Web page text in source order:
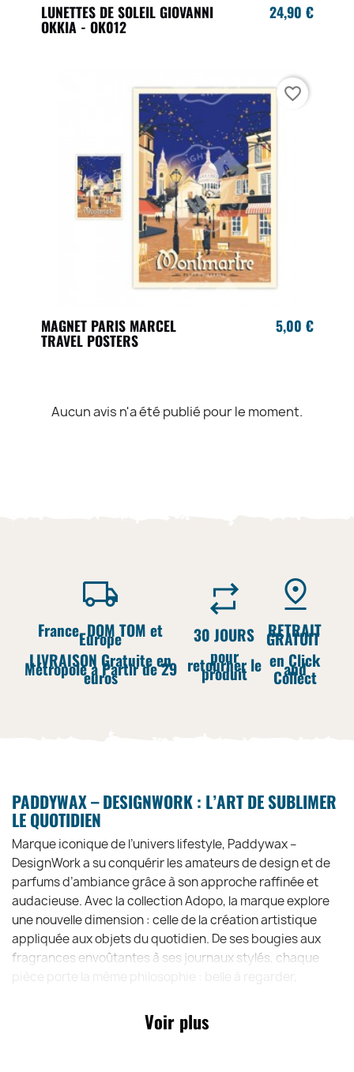
LUNETTES DE SOLEIL GIOVANNI
OKKIA - OK012
24,90 €
MAGNET PARIS MARCEL
TRAVEL POSTERS
5,00 €
favorite_border
Aucun avis n'a été publié pour le moment.
France, DOM TOM et
Europe
LIVRAISON Gratuite en
Métropole à Partir de 29
euros
30 JOURS
pour
retourner le
produit
RETRAIT
GRATUIT
en Click
and
Collect
PADDYWAX – DESIGNWORK : L’ART DE SUBLIMER
LE QUOTIDIEN
Marque iconique de l’univers lifestyle, Paddywax –
DesignWork a su conquérir les amateurs de design et de
parfums d’ambiance grâce à son approche raffinée et
audacieuse. Avec la collection Adopo, la marque explore
une nouvelle dimension : celle de la création artistique
appliquée aux objets du quotidien. De ses bougies aux
fragrances envoûtantes à ses journaux stylés, chaque
illustre parfaitement cet esprit — un objet à la croisée de
l’art et du quotidien, pensé pour sublimer chaque mot et
Voir plus